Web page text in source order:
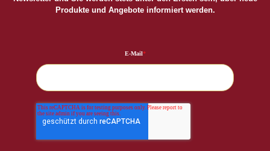
Produkte und Angebote informiert werden.
E-Mail*